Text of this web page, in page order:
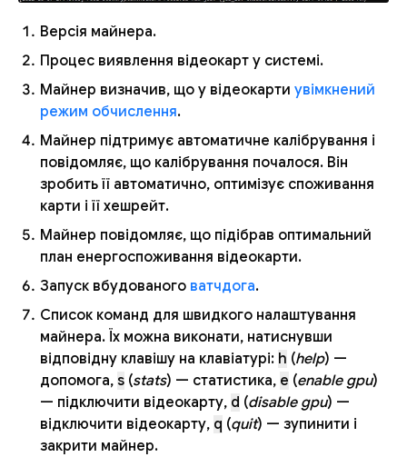
Версія майнера.
Процес виявлення відеокарт у системі.
Майнер визначив, що у відеокарти увімкнений
режим обчислення.
Майнер підтримує автоматичне калібрування і
повідомляє, що калібрування почалося. Він
зробить її автоматично, оптимізує споживання
карти і її хешрейт.
Майнер повідомляє, що підібрав оптимальний
план енергоспоживання відеокарти.
Запуск вбудованого ватчдога.
Список команд для швидкого налаштування
майнера. Їх можна виконати, натиснувши
відповідну клавішу на клавіатурі: h (help) —
допомога, s (stats) — статистика, e (enable gpu)
— підключити відеокарту, d (disable gpu) —
відключити відеокарту, q (quit) — зупинити і
закрити майнер.